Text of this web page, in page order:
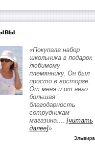
«Покупала набор
школьника в подарок
любимому
племяннику. Он был
просто в восторге.
От меня и от него
большая
благодарность
сотрудникам
магазина.... [читать
далее]»
Эльвира